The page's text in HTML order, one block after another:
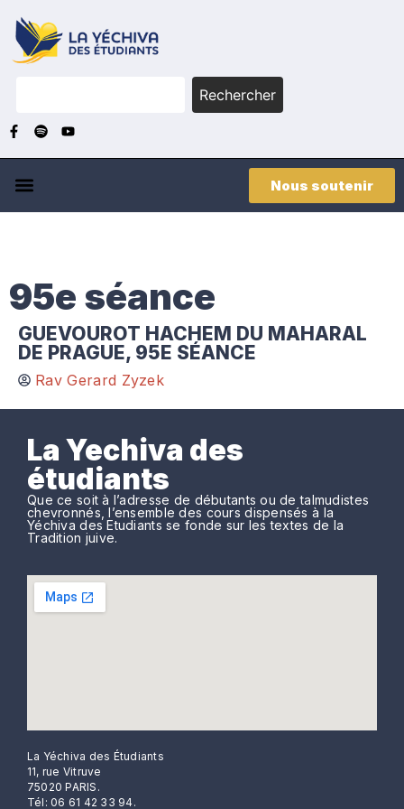
Rechercher
Nous soutenir
95e séance
GUEVOUROT HACHEM DU MAHARAL
DE PRAGUE, 95E SÉANCE
Rav Gerard Zyzek
La Yechiva des
étudiants
Que ce soit à l’adresse de débutants ou de talmudistes
chevronnés, l’ensemble des cours dispensés à la
Yéchiva des Etudiants se fonde sur les textes de la
Tradition juive.
La Yéchiva des Étudiants
11, rue Vitruve
75020 PARIS.
Tél: 06 61 42 33 94.